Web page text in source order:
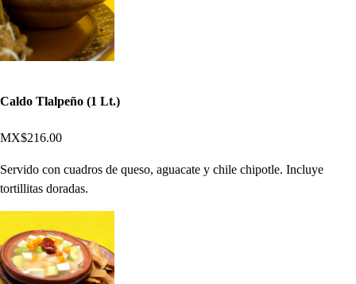
Caldo Tlalpeño (1 Lt.)
MX$216.00
Servido con cuadros de queso, aguacate y chile chipotle. Incluye
tortillitas doradas.